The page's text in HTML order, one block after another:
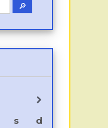
s
d